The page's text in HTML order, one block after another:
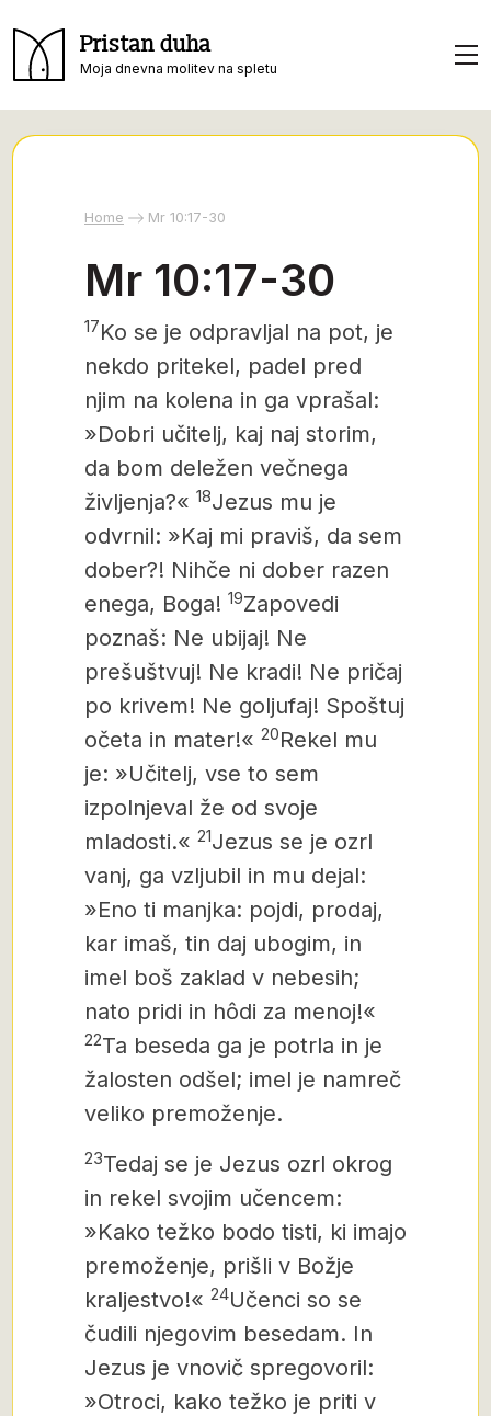
Pristan duha
Moja dnevna molitev na spletu
Home Mr 10:17-30
Mr 10:17-30
17Ko se je odpravljal na pot, je
nekdo pritekel, padel pred
njim na kolena in ga vprašal:
»Dobri učitelj, kaj naj storim,
da bom deležen večnega
življenja?« 18Jezus mu je
odvrnil: »Kaj mi praviš, da sem
dober?! Nihče ni dober razen
enega, Boga! 19Zapovedi
poznaš: Ne ubijaj! Ne
prešuštvuj! Ne kradi! Ne pričaj
po krivem! Ne goljufaj! Spoštuj
očeta in mater!« 20Rekel mu
je: »Učitelj, vse to sem
izpolnjeval že od svoje
mladosti.« 21Jezus se je ozrl
vanj, ga vzljubil in mu dejal:
»Eno ti manjka: pojdi, prodaj,
kar imaš, tin daj ubogim, in
imel boš zaklad v nebesih;
nato pridi in hôdi za menoj!«
22Ta beseda ga je potrla in je
žalosten odšel; imel je namreč
veliko premoženje.
23Tedaj se je Jezus ozrl okrog
in rekel svojim učencem:
»Kako težko bodo tisti, ki imajo
premoženje, prišli v Božje
kraljestvo!« 24Učenci so se
čudili njegovim besedam. In
Jezus je vnovič spregovoril:
»Otroci, kako težko je priti v